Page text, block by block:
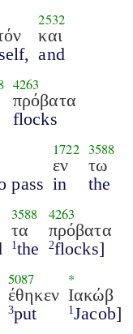
2532
και
and
4263
πρόβατα
flocks
pass
1722
εν
in
3588
τω
the
3588
τα
1the
4263
πρόβατα
2flocks]
5087
έθηκεν
3put
*
Ιακώβ
1 Jacob]